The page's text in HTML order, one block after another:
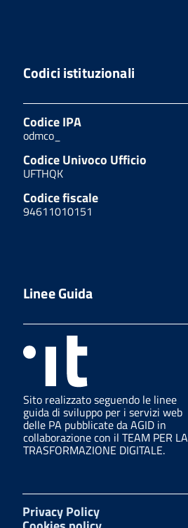
Codici istituzionali
Codice IPA
odmco_
Codice Univoco Ufficio
UFTHQK
Codice fiscale
94611010151
Linee Guida
Sito realizzato seguendo le linee
guida di sviluppo per i servizi web
delle PA pubblicate da AGID in
collaborazione con il TEAM PER LA
TRASFORMAZIONE DIGITALE.
Privacy Policy